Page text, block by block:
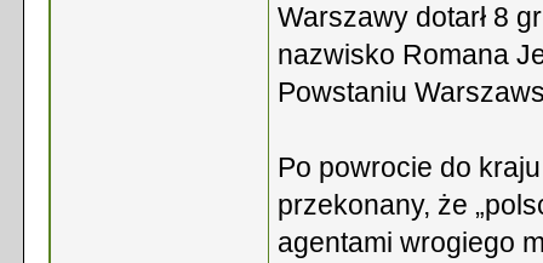
Warszawy dotarł 8
nazwisko Romana
Powstaniu
Po powrocie do
przekonany, że
agentami wrogiego